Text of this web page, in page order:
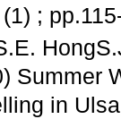
;
Summer
in